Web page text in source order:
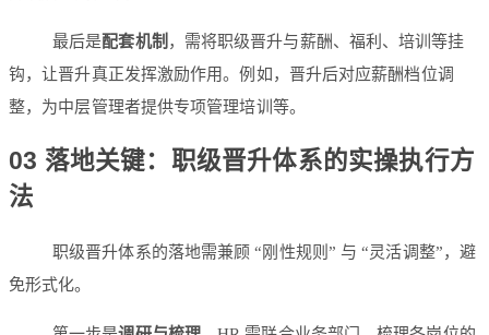
最后是配套机制 ，需将职级晋升与薪酬、福利、培训等挂
钩，让晋升真正发挥激励作用。例如，晋升后对应薪酬档位调
整，为中层管理者提供专项管理培训等。
03 落地关键：职级晋升体系的实操执行方
法
职级晋升体系的落地需兼顾 “刚性规则” 与 “灵活调整”，避
免形式化。